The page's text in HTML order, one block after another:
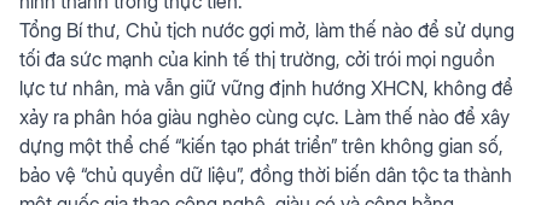
Tổng Bí thư, Chủ tịch nước gợi mở, làm thế nào để sử dụng
tối đa sức mạnh của kinh tế thị trường, cởi trói mọi nguồn
lực tư nhân, mà vẫn giữ vững định hướng XHCN, không để
xảy ra phân hóa giàu nghèo cùng cực. Làm thế nào để xây
dựng một thể chế “kiến tạo phát triển” trên không gian số,
bảo vệ “chủ quyền dữ liệu”, đồng thời biến dân tộc ta thành